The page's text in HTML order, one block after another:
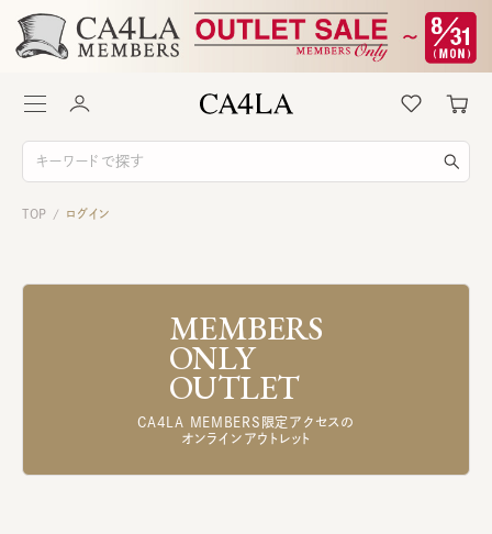
TOP / ログイン
MEMBERS
ONLY
OUTLET
CA4LA MEMBERS限定アクセスの
オンラインアウトレット